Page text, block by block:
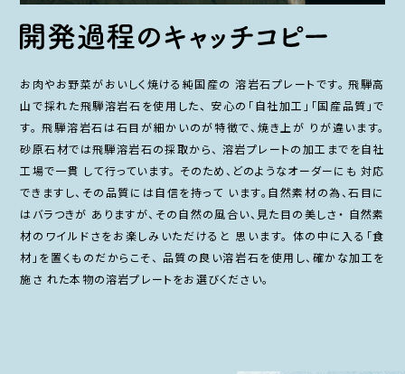
お肉やお野菜がおいしく焼ける純国産の 溶岩石プレートです。 飛騨高
山で採れた飛騨溶岩石を使用した、 安心の「自社加工」「国産品質」で
す。 飛騨溶岩石は石目が細かいのが特徴で、焼き上が りが違います。
砂原石材では飛騨溶岩石の採取から、 溶岩プレートの加工までを自社
工場で一貫 して行っています。 そのため、どのようなオーダーにも 対応
できますし、その品質には自信を持って います。自然素材の為、石目に
はバラつきが ありますが、その自然の風合い、見た目の美しさ・ 自然素
材のワイルドさをお楽しみいただけると 思います。 体の中に入る「食
材」を置くものだからこそ、 品質の良い溶岩石を使用し、確かな加工を
施さ れた本物の溶岩プレートをお選びください。